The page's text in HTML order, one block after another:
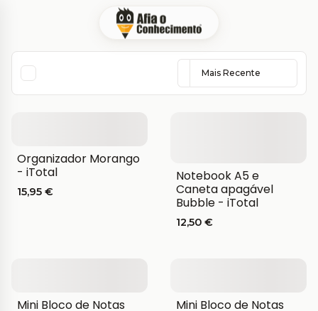
Organizador Morango
- iTotal
15,95 €
Notebook A5 e
Caneta apagável
Bubble - iTotal
12,50 €
Mini Bloco de Notas
Mini Bloco de Notas